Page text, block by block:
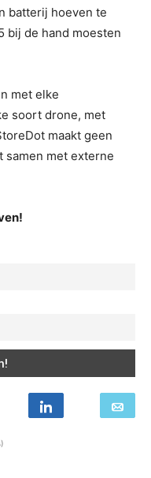
batterij hoeven te
bij de hand moesten
met elke
soort drone, met
maakt geen
samen met externe